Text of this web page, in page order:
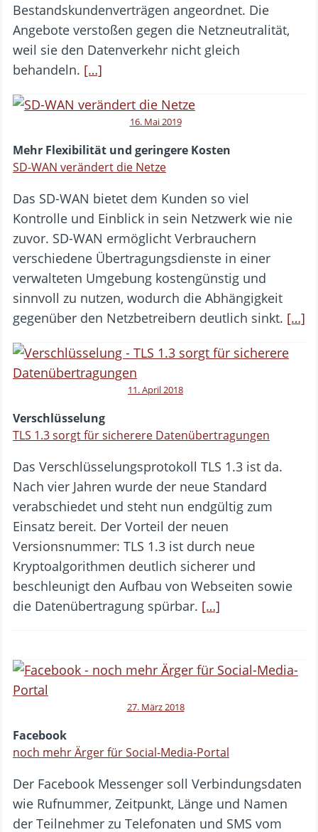
Bestandskundenverträgen angeordnet. Die
Angebote verstoßen gegen die Netzneutralität,
weil sie den Datenverkehr nicht gleich
behandeln. […]
16. Mai 2019
Mehr Flexibilität und geringere Kosten
SD-WAN verändert die Netze
Das SD-WAN bietet dem Kunden so viel
Kontrolle und Einblick in sein Netzwerk wie nie
zuvor. SD-WAN ermöglicht Verbrauchern
verschiedene Übertragungsdienste in einer
verwalteten Umgebung kostengünstig und
sinnvoll zu nutzen, wodurch die Abhängigkeit
gegenüber den Netzbetreibern deutlich sinkt. […]
11. April 2018
Verschlüsselung
TLS 1.3 sorgt für sicherere Datenübertragungen
Das Verschlüsselungsprotokoll TLS 1.3 ist da.
Nach vier Jahren wurde der neue Standard
verabschiedet und steht nun endgültig zum
Einsatz bereit. Der Vorteil der neuen
Versionsnummer: TLS 1.3 ist durch neue
Kryptoalgorithmen deutlich sicherer und
beschleunigt den Aufbau von Webseiten sowie
die Datenübertragung spürbar. […]
27. März 2018
Facebook
noch mehr Ärger für Social-Media-Portal
Der Facebook Messenger soll Verbindungsdaten
wie Rufnummer, Zeitpunkt, Länge und Namen
der Teilnehmer zu Telefonaten und SMS vom